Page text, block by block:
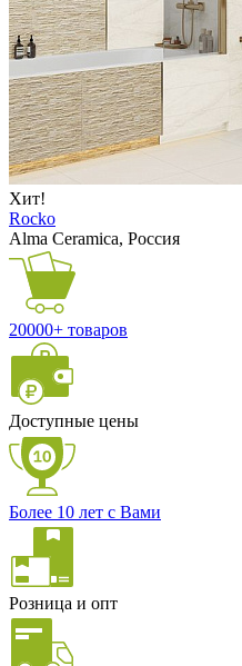
Хит!
Rocko
Alma Ceramica, Россия
20000+ товаров
Доступные цены
Более 10 лет с Вами
Розница и опт